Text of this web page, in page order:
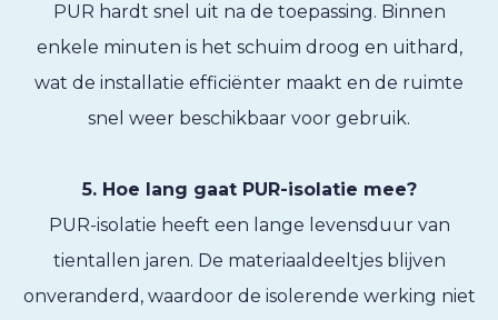
PUR hardt snel uit na de toepassing. Binnen
enkele minuten is het schuim droog en uithard,
wat de installatie efficiënter maakt en de ruimte
snel weer beschikbaar voor gebruik.
5. Hoe lang gaat PUR-isolatie mee?
PUR-isolatie heeft een lange levensduur van
tientallen jaren. De materiaaldeeltjes blijven
onveranderd, waardoor de isolerende werking niet